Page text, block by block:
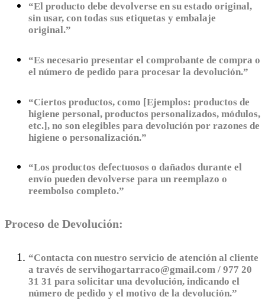
“El producto debe devolverse en su estado original,
sin usar, con todas sus etiquetas y embalaje
original.”
“Es necesario presentar el comprobante de compra o
el número de pedido para procesar la devolución.”
“Ciertos productos, como [Ejemplos: productos de
higiene personal, productos personalizados, módulos,
etc.], no son elegibles para devolución por razones de
higiene o personalización.”
“Los productos defectuosos o dañados durante el
envío pueden devolverse para un reemplazo o
reembolso completo.”
Proceso de Devolución:
“Contacta con nuestro servicio de atención al cliente
a través de servihogartarraco@gmail.com / 977 20
31 31 para solicitar una devolución, indicando el
número de pedido y el motivo de la devolución.”